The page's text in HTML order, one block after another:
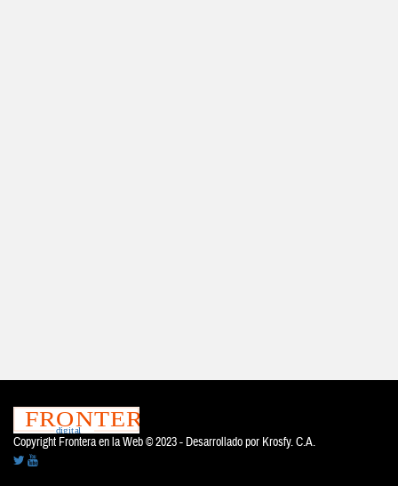
Copyright Frontera en la Web © 2023 - Desarrollado por Krosfy. C.A.